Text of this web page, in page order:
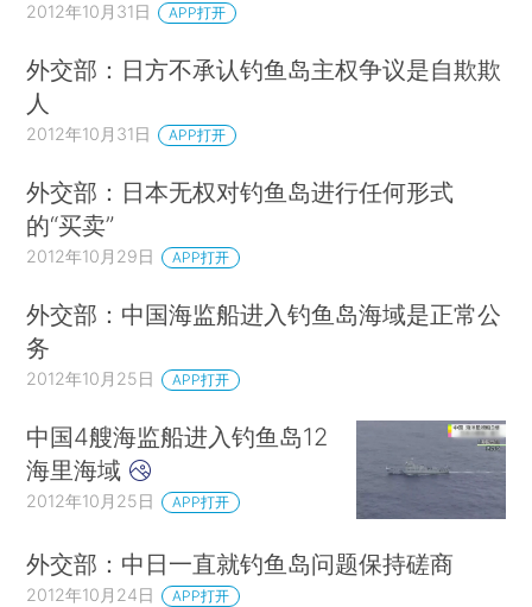
2012年10月31日 APP打开
外交部：日方不承认钓鱼岛主权争议是自欺欺
人
2012年10月31日 APP打开
外交部：日本无权对钓鱼岛进行任何形式
的“买卖”
2012年10月29日 APP打开
外交部：中国海监船进入钓鱼岛海域是正常公
务
2012年10月25日 APP打开
中国4艘海监船进入钓鱼岛12
海里海域
2012年10月25日 APP打开
外交部：中日一直就钓鱼岛问题保持磋商
2012年10月24日 APP打开